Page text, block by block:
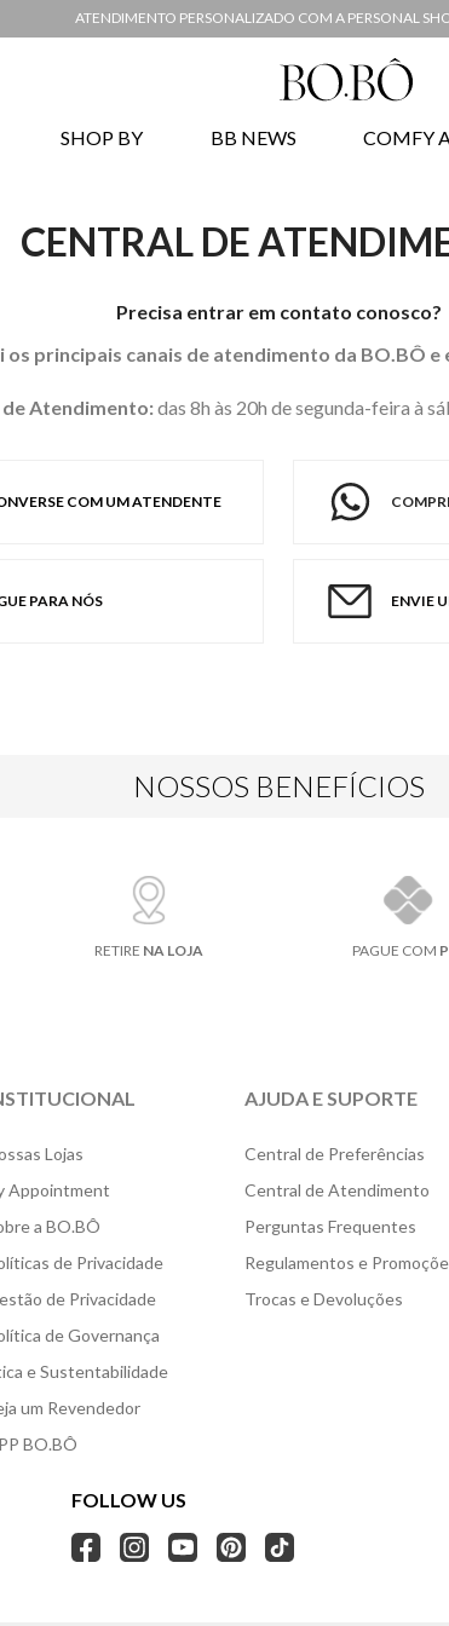
ATENDIMENTO PERSONALIZADO COM A PERSONAL
SHOP BY BB NEWS COMFY
CENTRAL DE
Precisa entrar em contato conosco?
os principais canais de atendimento da BO.BÔ e
Atendimento:das 8h às 20h de segunda-feira à
COM UM ATENDENTE
PARA NÓS ENVIE
NOSSOS BENEFÍCIOS
RETIRE NA LOJA PAGUE COM
Lojas
Appointment
a BO.BÔ
de Privacidade
de Privacidade
de Governança
e Sustentabilidade
um Revendedor
BO.BÔ
AJUDA E SUPORTE
Central de Preferências
Central de Atendimento
Perguntas Frequentes
Regulamentos e
Trocas e Devoluções
FOLLOW US